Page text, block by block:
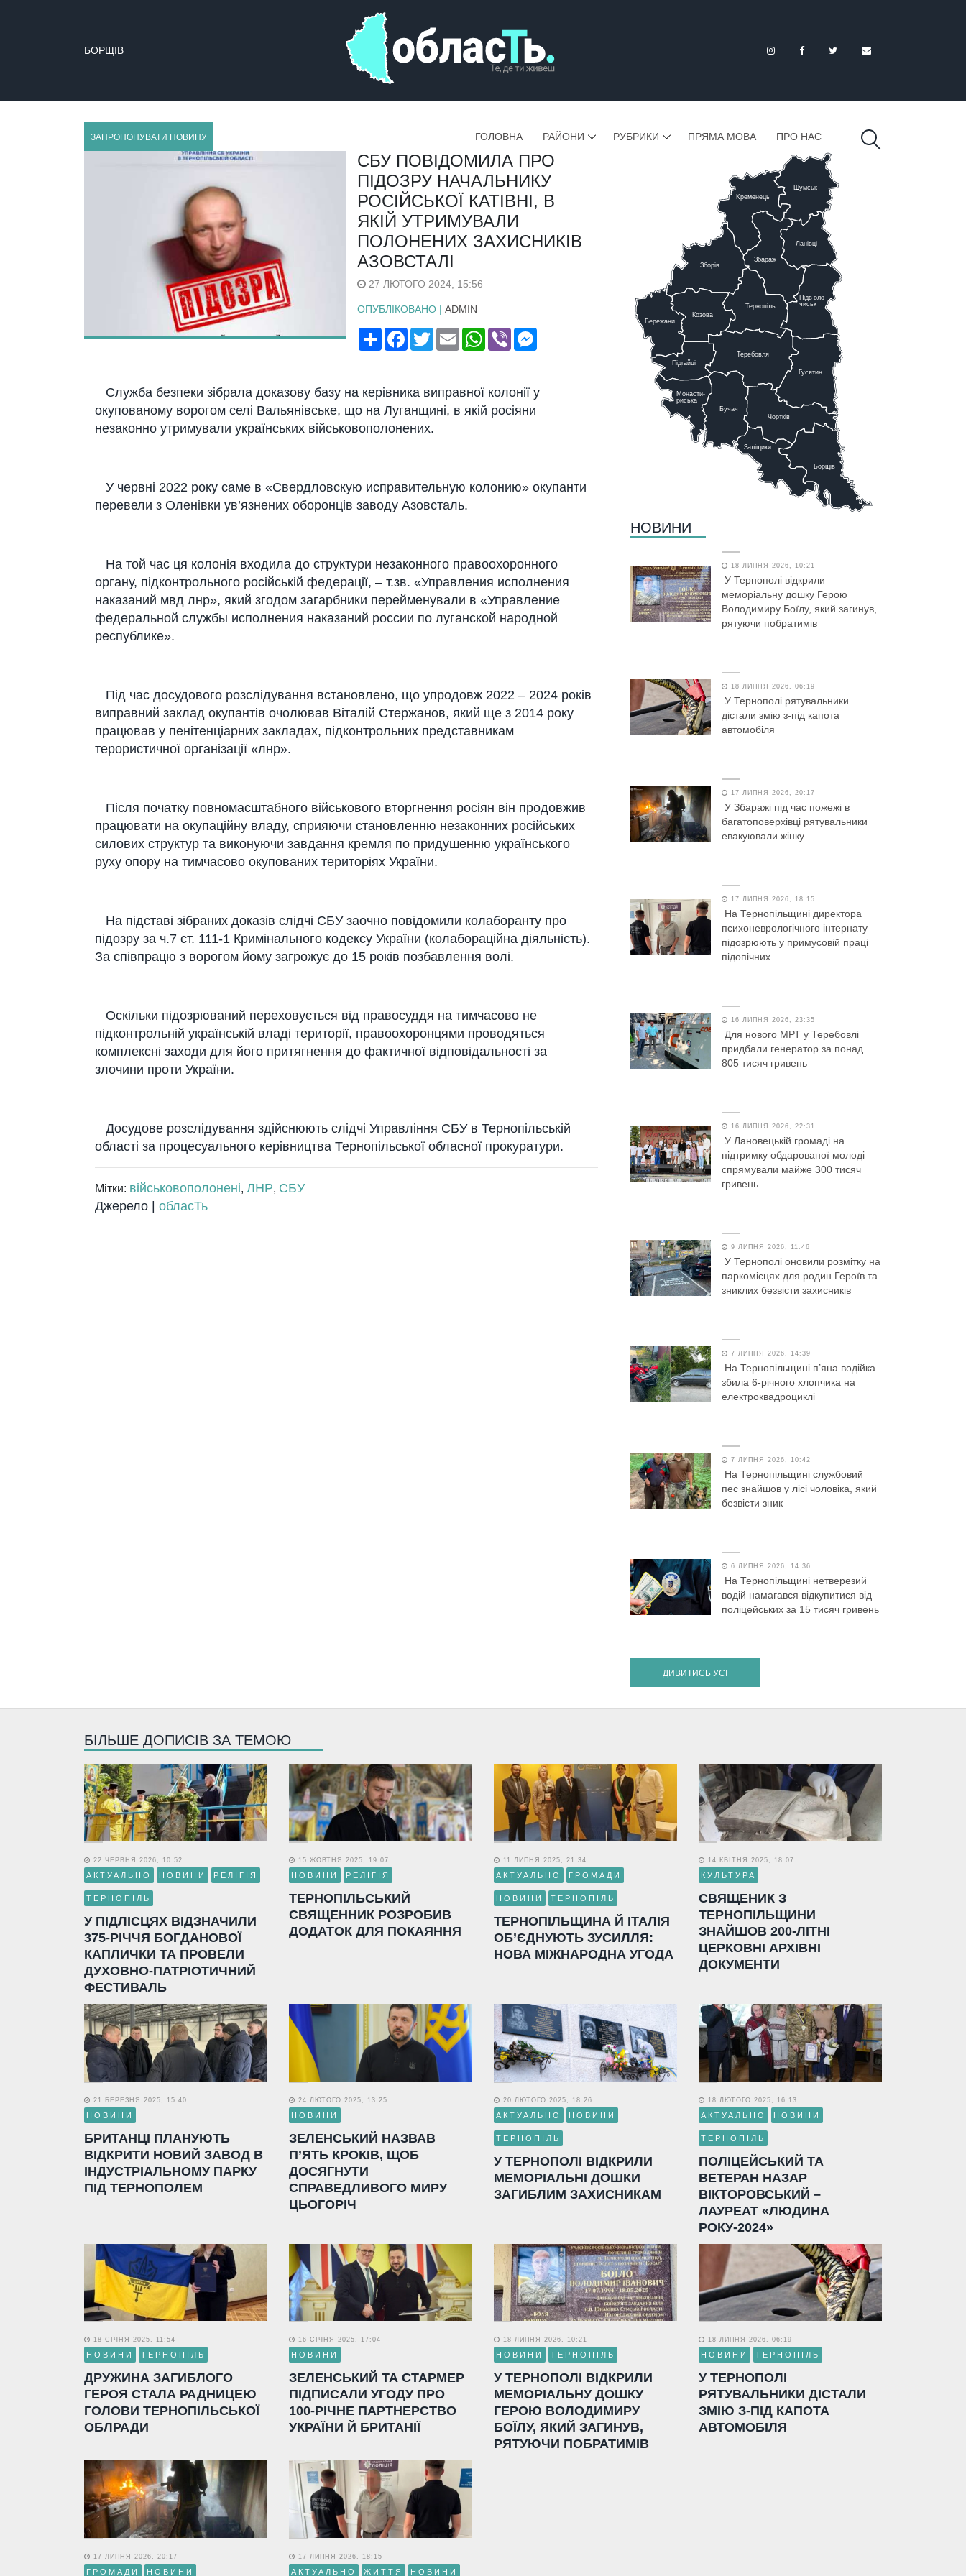
БОРЩІВ
ЗАПРОПОНУВАТИ НОВИНУ ГОЛОВНА РАЙОНИ РУБРИКИ ПРЯМА МОВА ПРО НАС
СБУ ПОВІДОМИЛА ПРО
ПІДОЗРУ НАЧАЛЬНИКУ
РОСІЙСЬКОЇ КАТІВНІ, В
ЯКІЙ УТРИМУВАЛИ
ПОЛОНЕНИХ ЗАХИСНИКІВ
АЗОВСТАЛІ
27 ЛЮТОГО 2024, 15:56
ОПУБЛІКОВАНО | ADMIN
ПоширитиFacebook
TwitterEmail WhatsApp
Viber
Служба безпеки зібрала доказову базу на керівника виправної колонії у
окупованому ворогом селі Вальянівське, що на Луганщині, в якій росіяни
незаконно утримували українських військовополонених.
У червні 2022 року саме в «Свердловскую исправительную колонию» окупанти
перевели з Оленівки ув’язнених оборонців заводу Азовсталь.
На той час ця колонія входила до структури незаконного правоохоронного
органу, підконтрольного російській федерації, – т.зв. «Управления исполнения
наказаний мвд лнр», який згодом загарбники перейменували в «Управление
федеральной службы исполнения наказаний россии по луганской народной
республике».
Під час досудового розслідування встановлено, що упродовж 2022 – 2024 років
виправний заклад окупантів очолював Віталій Стержанов, який ще з 2014 року
працював у пенітенціарних закладах, підконтрольних представникам
терористичної організації «лнр».
Після початку повномасштабного військового вторгнення росіян він продовжив
працювати на окупаційну владу, сприяючи становленню незаконних російських
силових структур та виконуючи завдання кремля по придушенню українського
руху опору на тимчасово окупованих територіях України.
На підставі зібраних доказів слідчі СБУ заочно повідомили колаборанту про
підозру за ч.7 ст. 111-1 Кримінального кодексу України (колабораційна діяльність).
За співпрацю з ворогом йому загрожує до 15 років позбавлення волі.
Оскільки підозрюваний переховується від правосуддя на тимчасово не
підконтрольній українській владі території, правоохоронцями проводяться
комплексні заходи для його притягнення до фактичної відповідальності за
злочини проти України.
Досудове розслідування здійснюють слідчі Управління СБУ в Тернопільській
області за процесуального керівництва Тернопільської обласної прокуратури.
Мітки: військовополонені, ЛНР, СБУ
Джерело | обласТь
Тернопіль
Теребовля
Бучач
Заліщики
Борщів
Чортків
Гусятин
Підволо-
чиськ
Ланівці
Збараж
Шумськ
Кременець
Козова
Бережани
Підгайці
Зборів
Монасти-
риська
НОВИНИ
18 ЛИПНЯ 2026, 10:21
У Тернополі відкрили
меморіальну дошку Герою
Володимиру Боїлу, який загинув,
рятуючи побратимів
18 ЛИПНЯ 2026, 06:19
У Тернополі рятувальники
дістали змію з-під капота
автомобіля
17 ЛИПНЯ 2026, 20:17
У Збаражі під час пожежі в
багатоповерхівці рятувальники
евакуювали жінку
17 ЛИПНЯ 2026, 18:15
На Тернопільщині директора
психоневрологічного інтернату
підозрюють у примусовій праці
підопічних
16 ЛИПНЯ 2026, 23:35
Для нового МРТ у Теребовлі
придбали генератор за понад
805 тисяч гривень
16 ЛИПНЯ 2026, 22:31
У Лановецькій громаді на
підтримку обдарованої молоді
спрямували майже 300 тисяч
гривень
9 ЛИПНЯ 2026, 11:46
У Тернополі оновили розмітку на
паркомісцях для родин Героїв та
зниклих безвісти захисників
7 ЛИПНЯ 2026, 14:39
На Тернопільщині п’яна водійка
збила 6-річного хлопчика на
електроквадроциклі
7 ЛИПНЯ 2026, 10:42
На Тернопільщині службовий
пес знайшов у лісі чоловіка, який
безвісти зник
6 ЛИПНЯ 2026, 14:36
На Тернопільщині нетверезий
водій намагався відкупитися від
поліцейських за 15 тисяч гривень
ДИВИТИСЬ УСІ
БІЛЬШЕ ДОПИСІВ ЗА ТЕМОЮ
22 ЧЕРВНЯ 2026, 10:52
АКТУАЛЬНО НОВИНИ РЕЛІГІЯ
ТЕРНОПІЛЬ
У ПІДЛІСЦЯХ ВІДЗНАЧИЛИ
375-РІЧЧЯ БОГДАНОВОЇ
КАПЛИЧКИ ТА ПРОВЕЛИ
ДУХОВНО-ПАТРІОТИЧНИЙ
ФЕСТИВАЛЬ
15 ЖОВТНЯ 2025, 19:07
НОВИНИ РЕЛІГІЯ
ТЕРНОПІЛЬСЬКИЙ
СВЯЩЕННИК РОЗРОБИВ
ДОДАТОК ДЛЯ ПОКАЯННЯ
11 ЛИПНЯ 2025, 21:34
АКТУАЛЬНО ГРОМАДИ
НОВИНИ ТЕРНОПІЛЬ
ТЕРНОПІЛЬЩИНА Й ІТАЛІЯ
ОБ’ЄДНУЮТЬ ЗУСИЛЛЯ:
НОВА МІЖНАРОДНА УГОДА
14 КВІТНЯ 2025, 18:07
КУЛЬТУРА
СВЯЩЕНИК З
ТЕРНОПІЛЬЩИНИ
ЗНАЙШОВ 200-ЛІТНІ
ЦЕРКОВНІ АРХІВНІ
ДОКУМЕНТИ
21 БЕРЕЗНЯ 2025, 15:40
НОВИНИ
БРИТАНЦІ ПЛАНУЮТЬ
ВІДКРИТИ НОВИЙ ЗАВОД В
ІНДУСТРІАЛЬНОМУ ПАРКУ
ПІД ТЕРНОПОЛЕМ
24 ЛЮТОГО 2025, 13:25
НОВИНИ
ЗЕЛЕНСЬКИЙ НАЗВАВ
П’ЯТЬ КРОКІВ, ЩОБ
ДОСЯГНУТИ
СПРАВЕДЛИВОГО МИРУ
ЦЬОГОРІЧ
20 ЛЮТОГО 2025, 18:26
АКТУАЛЬНО НОВИНИ
ТЕРНОПІЛЬ
У ТЕРНОПОЛІ ВІДКРИЛИ
МЕМОРІАЛЬНІ ДОШКИ
ЗАГИБЛИМ ЗАХИСНИКАМ
18 ЛЮТОГО 2025, 16:13
АКТУАЛЬНО НОВИНИ
ТЕРНОПІЛЬ
ПОЛІЦЕЙСЬКИЙ ТА
ВЕТЕРАН НАЗАР
ВІКТОРОВСЬКИЙ –
ЛАУРЕАТ «ЛЮДИНА
РОКУ-2024»
18 СІЧНЯ 2025, 11:54
НОВИНИ ТЕРНОПІЛЬ
ДРУЖИНА ЗАГИБЛОГО
ГЕРОЯ СТАЛА РАДНИЦЕЮ
ГОЛОВИ ТЕРНОПІЛЬСЬКОЇ
ОБЛРАДИ
16 СІЧНЯ 2025, 17:04
НОВИНИ
ЗЕЛЕНСЬКИЙ ТА СТАРМЕР
ПІДПИСАЛИ УГОДУ ПРО
100-РІЧНЕ ПАРТНЕРСТВО
УКРАЇНИ Й БРИТАНІЇ
18 ЛИПНЯ 2026, 10:21
НОВИНИ ТЕРНОПІЛЬ
У ТЕРНОПОЛІ ВІДКРИЛИ
МЕМОРІАЛЬНУ ДОШКУ
ГЕРОЮ ВОЛОДИМИРУ
БОЇЛУ, ЯКИЙ ЗАГИНУВ,
РЯТУЮЧИ ПОБРАТИМІВ
18 ЛИПНЯ 2026, 06:19
НОВИНИ ТЕРНОПІЛЬ
У ТЕРНОПОЛІ
РЯТУВАЛЬНИКИ ДІСТАЛИ
ЗМІЮ З-ПІД КАПОТА
АВТОМОБІЛЯ
17 ЛИПНЯ 2026, 20:17
ГРОМАДИ НОВИНИ
17 ЛИПНЯ 2026, 18:15
АКТУАЛЬНО ЖИТТЯ НОВИНИ